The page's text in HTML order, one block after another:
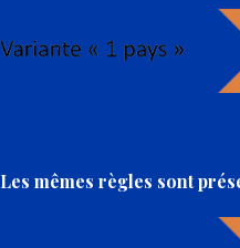
Les mêmes règles sont